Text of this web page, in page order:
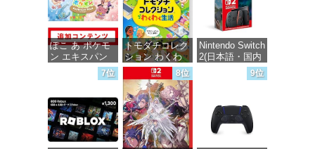
ぽこ あ ポケモ
ン エキスパン
ションパス|オン
ラインコード版
価格：¥4,400
トモダチコレク
ション わくわ
く生活 -Switch
価格：¥6,145
Nintendo Switch
2(日本語・国内
7位 8位 9位